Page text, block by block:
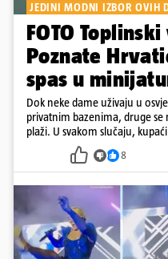
JEDINI MODNI IZBOR OVIH
FOTO
Poznate
spas u
Dok neke dame uživaju u
privatnim bazenima, druge
plaži. U svakom slučaju,
8